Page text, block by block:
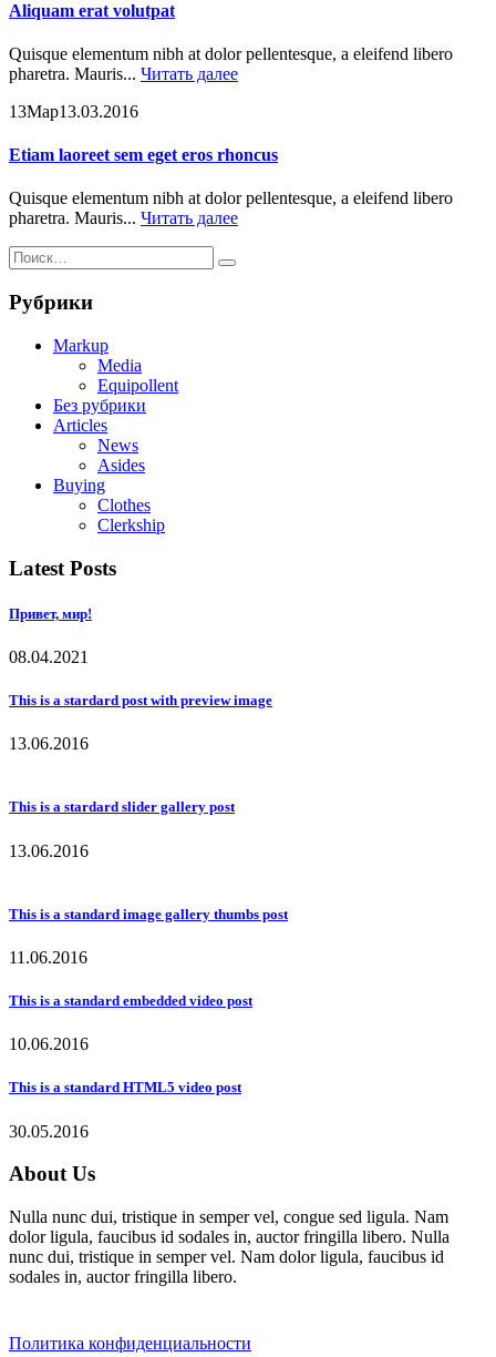
Aliquam erat volutpat
Quisque elementum nibh at dolor pellentesque, a eleifend libero
pharetra. Mauris... Читать далее
13Мар13.03.2016
Etiam laoreet sem eget eros rhoncus
Quisque elementum nibh at dolor pellentesque, a eleifend libero
pharetra. Mauris... Читать далее
Рубрики
Markup
Media
Equipollent
Без рубрики
Articles
News
Asides
Buying
Clothes
Clerkship
Latest Posts
Привет, мир!
08.04.2021
This is a stardard post with preview image
13.06.2016
This is a stardard slider gallery post
13.06.2016
This is a standard image gallery thumbs post
11.06.2016
This is a standard embedded video post
10.06.2016
This is a standard HTML5 video post
30.05.2016
About Us
Nulla nunc dui, tristique in semper vel, congue sed ligula. Nam
dolor ligula, faucibus id sodales in, auctor fringilla libero. Nulla
nunc dui, tristique in semper vel. Nam dolor ligula, faucibus id
sodales in, auctor fringilla libero.
Политика конфиденциальности